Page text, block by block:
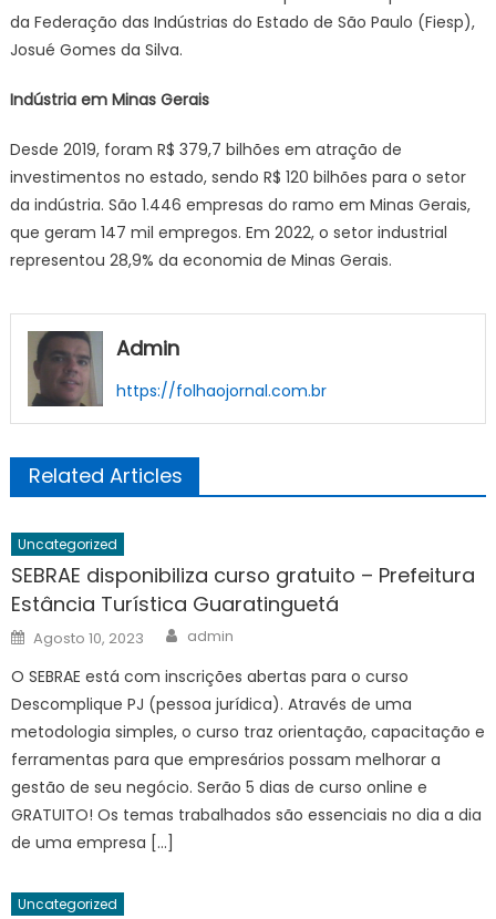
da Federação das Indústrias do Estado de São Paulo (Fiesp),
Josué Gomes da Silva.
Indústria em Minas Gerais
Desde 2019, foram R$ 379,7 bilhões em atração de
investimentos no estado, sendo R$ 120 bilhões para o setor
da indústria. São 1.446 empresas do ramo em Minas Gerais,
que geram 147 mil empregos. Em 2022, o setor industrial
representou 28,9% da economia de Minas Gerais.
Admin
https://folhaojornal.com.br
Related Articles
Uncategorized
SEBRAE disponibiliza curso gratuito – Prefeitura
Estância Turística Guaratinguetá
Posted
on
Agosto 10, 2023 Author
admin
O SEBRAE está com inscrições abertas para o curso
Descomplique PJ (pessoa jurídica). Através de uma
metodologia simples, o curso traz orientação, capacitação e
ferramentas para que empresários possam melhorar a
gestão de seu negócio. Serão 5 dias de curso online e
GRATUITO! Os temas trabalhados são essenciais no dia a dia
de uma empresa […]
Uncategorized